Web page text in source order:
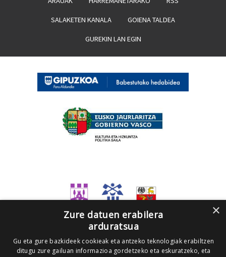
SALAKETEN KANALA GOIENA TALDEA
GUREKIN LAN EGIN
×
Zure datuen erabilera
arduratsua
Gu eta gure bazkideek cookieak eta antzeko teknologiak erabiltzen
ditugu zure gailuan informazioa gordetzeko eta eskuratzeko, eta